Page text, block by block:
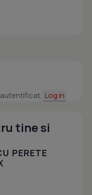
Log in
tine si
PERETE